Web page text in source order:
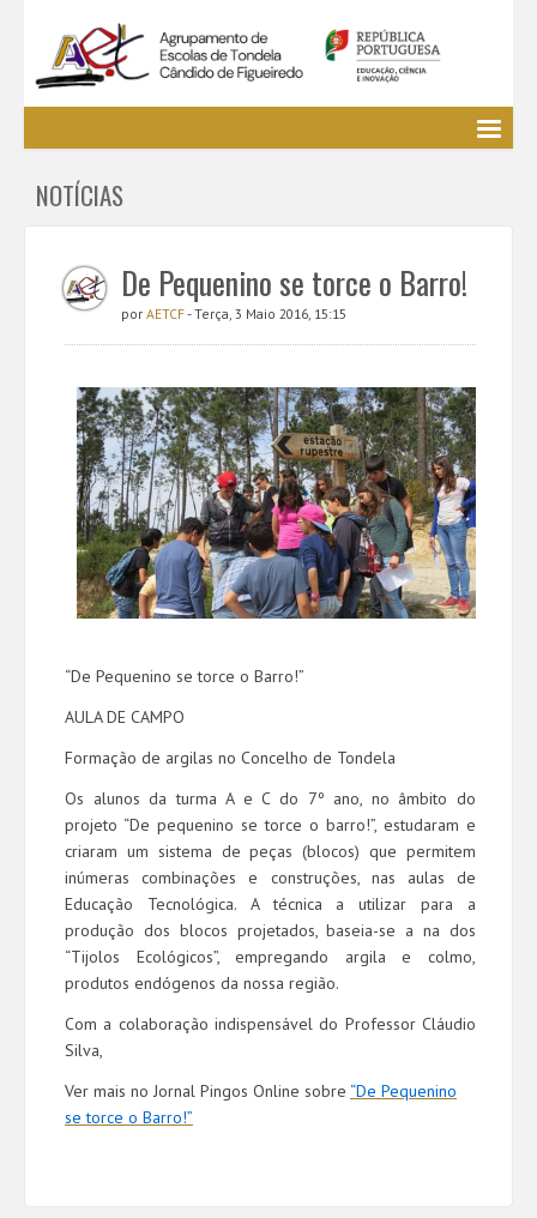
EE / Alunos
Cursos Profissionais
Bibliotecas
Media AETCF
Utilizador não identificado. (Entrar)
NOTÍCIAS
De Pequenino se torce o Barro!
por AETCF- Terça, 3 Maio 2016, 15:15
“De Pequenino se torce o Barro!”
AULA DE CAMPO
Formação de argilas no Concelho de Tondela
Os alunos da turma A e C do 7º ano, no âmbito do
projeto “De pequenino se torce o barro!”, estudaram e
criaram um sistema de peças (blocos) que permitem
inúmeras combinações e construções, nas aulas de
Educação Tecnológica. A técnica a utilizar para a
produção dos blocos projetados, baseia-se a na dos
“Tijolos Ecológicos”, empregando argila e colmo,
produtos endógenos da nossa região.
Com a colaboração indispensável do Professor Cláudio
Silva,
Ver mais no Jornal Pingos Online sobre “De Pequenino
se torce o Barro!”